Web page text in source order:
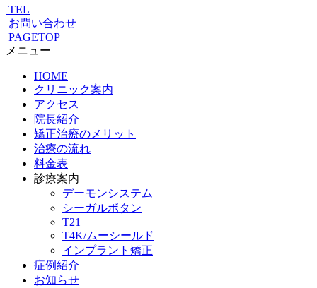
TEL
お問い合わせ
PAGETOP
メニュー
HOME
クリニック案内
アクセス
院長紹介
矯正治療のメリット
治療の流れ
料金表
診療案内
デーモンシステム
シーガルボタン
T21
T4K/ムーシールド
インプラント矯正
症例紹介
お知らせ